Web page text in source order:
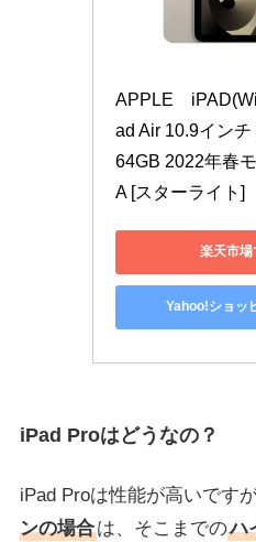
APPLE　
ad Air 10.9イン
64GB 2022年春
A [スターライト]
楽天市場
Yahoo!ショッ
iPad Proはどうなの？
iPad Proは性能が高いですが
ンの場合は、そこまでのハ